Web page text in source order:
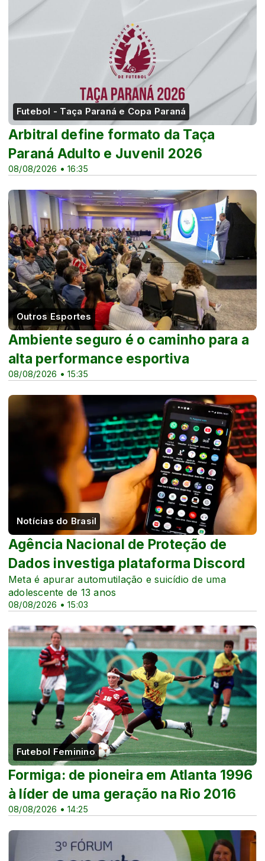
Futebol - Taça Paraná e Copa Paraná
08/08/2026 • 16:35
Arbitral define formato da Taça
Paraná Adulto e Juvenil 2026
Outros Esportes
08/08/2026 • 15:35
Ambiente seguro é o caminho para a
alta performance esportiva
Notícias do Brasil
08/08/2026 • 15:03
Agência Nacional de Proteção de
Dados investiga plataforma Discord
Meta é apurar automutilação e suicídio de uma
adolescente de 13 anos
Futebol Feminino
08/08/2026 • 14:25
Formiga: de pioneira em Atlanta 1996
à líder de uma geração na Rio 2016